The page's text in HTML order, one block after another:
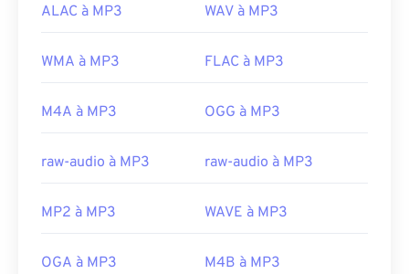
ALAC à MP3 WAV à MP3
WMA à MP3 FLAC à MP3
M4A à MP3 OGG à MP3
raw-audio à MP3 raw-audio à MP3
MP2 à MP3 WAVE à MP3
OGA à MP3 M4B à MP3